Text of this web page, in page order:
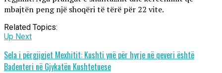
mbajtën peng një shoqëri të tërë për 22 vite.
Related Topics:
Up Next
Sela i përgjigjet Mexhitit: Kushti ynë për hyrje në qeveri është
Badenteri në Gjykatën Kushtetuese